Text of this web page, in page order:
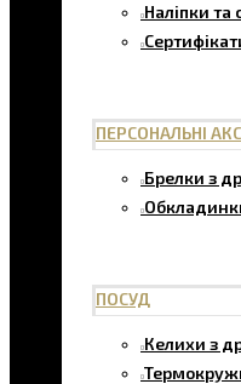
Наліпки та
ПЕРСОНАЛЬНІ
Брелки з
ПОСУД
Келихи з